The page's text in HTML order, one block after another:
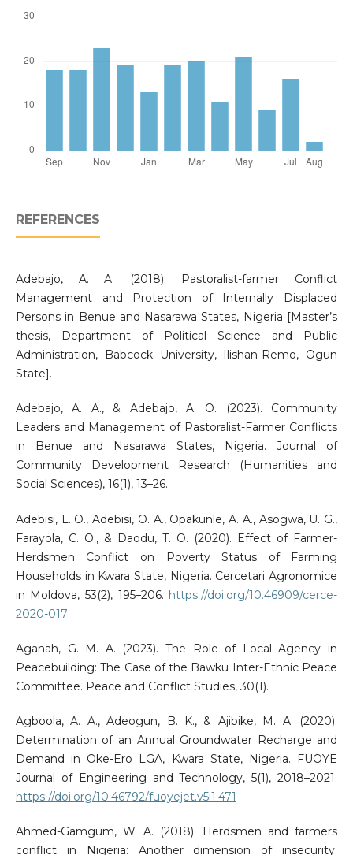
REFERENCES
Adebajo, A. A. (2018). Pastoralist-farmer Conflict
Management and Protection of Internally Displaced
Persons in Benue and Nasarawa States, Nigeria [Master’s
thesis, Department of Political Science and Public
Administration, Babcock University, Ilishan-Remo, Ogun
State].
Adebajo, A. A., & Adebajo, A. O. (2023). Community
Leaders and Management of Pastoralist-Farmer Conflicts
in Benue and Nasarawa States, Nigeria. Journal of
Community Development Research (Humanities and
Social Sciences), 16(1), 13–26.
Adebisi, L. O., Adebisi, O. A., Opakunle, A. A., Asogwa, U. G.,
Farayola, C. O., & Daodu, T. O. (2020). Effect of Farmer-
Herdsmen Conflict on Poverty Status of Farming
Households in Kwara State, Nigeria. Cercetari Agronomice
in Moldova, 53(2), 195–206. https://doi.org/10.46909/cerce-
2020-017
Aganah, G. M. A. (2023). The Role of Local Agency in
Peacebuilding: The Case of the Bawku Inter-Ethnic Peace
Committee. Peace and Conflict Studies, 30(1).
Agboola, A. A., Adeogun, B. K., & Ajibike, M. A. (2020).
Determination of an Annual Groundwater Recharge and
Demand in Oke-Ero LGA, Kwara State, Nigeria. FUOYE
Journal of Engineering and Technology, 5(1), 2018–2021.
https://doi.org/10.46792/fuoyejet.v5i1.471
Ahmed-Gamgum, W. A. (2018). Herdsmen and farmers
conflict in Nigeria: Another dimension of insecurity.